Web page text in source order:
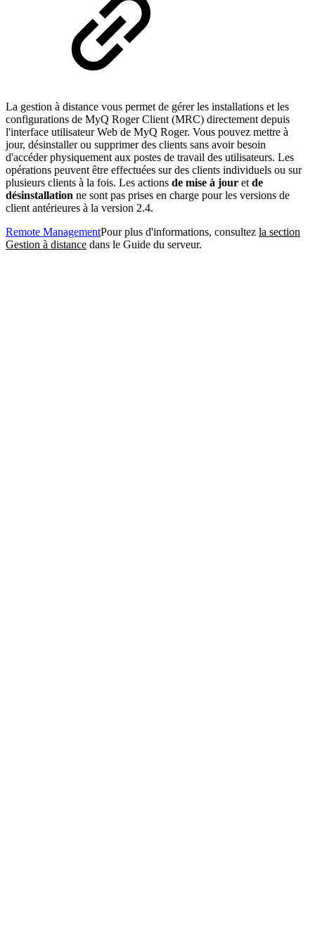
La gestion à distance vous permet de gérer les installations et les
configurations de MyQ Roger Client (MRC) directement depuis
l'interface utilisateur Web de MyQ Roger. Vous pouvez mettre à
jour, désinstaller ou supprimer des clients sans avoir besoin
d'accéder physiquement aux postes de travail des utilisateurs. Les
opérations peuvent être effectuées sur des clients individuels ou sur
plusieurs clients à la fois. Les actions de mise à jour et de
désinstallation ne sont pas prises en charge pour les versions de
client antérieures à la version 2.4.
Remote ManagementPour plus d'informations, consultez la section
Gestion à distance dans le Guide du serveur.